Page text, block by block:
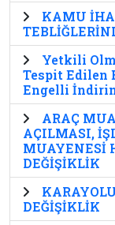
KAMU
Yetkili
Tespit Edilen
Engelli
ARAÇ
AÇILMASI,
MUAYENESİ
DEĞİŞİKLİK
DEĞİŞİKLİK